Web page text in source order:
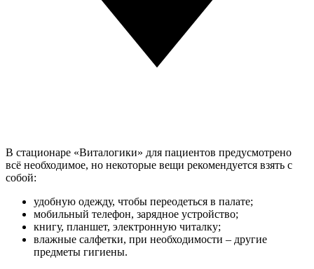
В стационаре «Виталогики» для пациентов предусмотрено
всё необходимое, но некоторые вещи рекомендуется взять с
собой:
удобную одежду, чтобы переодеться в палате;
мобильный телефон, зарядное устройство;
книгу, планшет, электронную читалку;
влажные салфетки, при необходимости – другие
предметы гигиены.